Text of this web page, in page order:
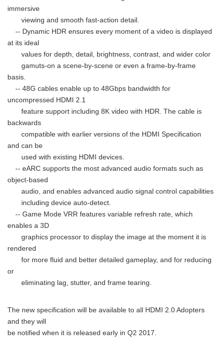
immersive
viewing and smooth fast-action detail.
-- Dynamic HDR ensures every moment of a video is displayed
at its ideal
values for depth, detail, brightness, contrast, and wider color
gamuts-on a scene-by-scene or even a frame-by-frame
basis.
-- 48G cables enable up to 48Gbps bandwidth for
uncompressed HDMI 2.1
feature support including 8K video with HDR. The cable is
backwards
compatible with earlier versions of the HDMI Specification
and can be
used with existing HDMI devices.
-- eARC supports the most advanced audio formats such as
object-based
audio, and enables advanced audio signal control capabilities
including device auto-detect.
-- Game Mode VRR features variable refresh rate, which
enables a 3D
graphics processor to display the image at the moment it is
rendered
for more fluid and better detailed gameplay, and for reducing
or
eliminating lag, stutter, and frame tearing.
The new specification will be available to all HDMI 2.0 Adopters
and they will
be notified when it is released early in Q2 2017.